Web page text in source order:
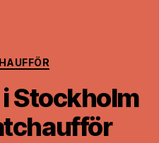
Kategorier
Stockholm